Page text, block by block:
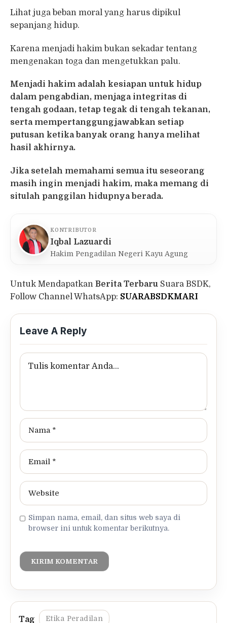
Lihat juga beban moral yang harus dipikul
sepanjang hidup.
Karena menjadi hakim bukan sekadar tentang
mengenakan toga dan mengetukkan palu.
Menjadi hakim adalah kesiapan untuk hidup
dalam pengabdian, menjaga integritas di
tengah godaan, tetap tegak di tengah tekanan,
serta mempertanggungjawabkan setiap
putusan ketika banyak orang hanya melihat
hasil akhirnya.
Jika setelah memahami semua itu seseorang
masih ingin menjadi hakim, maka memang di
situlah panggilan hidupnya berada.
KONTRIBUTOR
Iqbal Lazuardi
Hakim Pengadilan Negeri Kayu Agung
Untuk Mendapatkan Berita Terbaru Suara BSDK,
Follow Channel WhatsApp: SUARABSDKMARI
Leave A Reply
Simpan nama, email, dan situs web saya di
browser ini untuk komentar berikutnya.
Etika Peradilan